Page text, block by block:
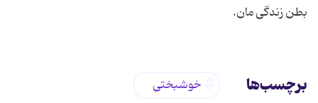
بطن زندگی مان.
برچسب‌ها خوشبختی